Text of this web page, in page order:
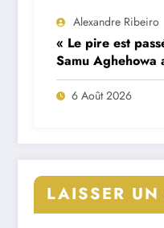
Alexandre Ribeiro
« Le pire est
Samu Aghehowa
Porto ?
6 Août 2026
LAISSER UN